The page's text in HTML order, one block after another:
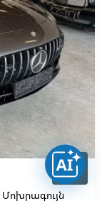

Պայմ.
Մոխրագույն